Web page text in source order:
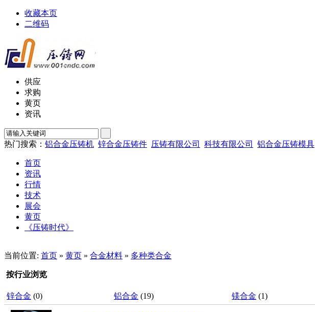
收藏本页
二维码
供应
求购
黄页
资讯
热门搜索： 铝合金压铸机 锌合金压铸件 压铸有限公司 科技有限公司 铝合金压铸模具
首页
资讯
行情
技术
展会
黄页
《压铸时代》
当前位置: 首页 » 黄页 » 合金材料 » 多种类合金
按行业浏览
锌合金 (0) 铝合金 (19) 镁合金 (1)